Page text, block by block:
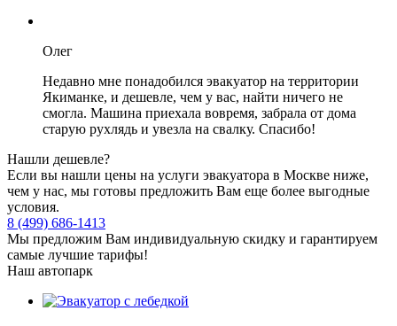
Олег
Недавно мне понадобился эвакуатор на территории
Якиманке, и дешевле, чем у вас, найти ничего не
смогла. Машина приехала вовремя, забрала от дома
старую рухлядь и увезла на свалку. Спасибо!
Нашли дешевле?
Если вы нашли цены на услуги эвакуатора в Москве ниже,
чем у нас, мы готовы предложить Вам еще более выгодные
условия.
8 (499) 686-1413
Мы предложим Вам индивидуальную скидку и гарантируем
самые лучшие тарифы!
Наш автопарк